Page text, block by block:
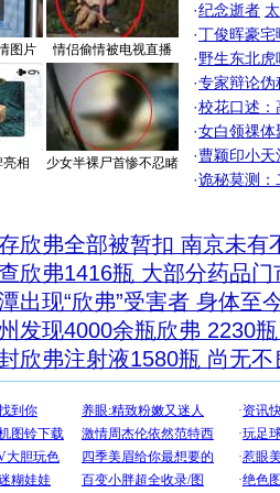
图片 情侣偷情被电视直播
相 少女半裸尸首惨不忍睹
·纪念逝者
·丁俊晖豪
·野生东北
·专家辩论伪
·校花口述：
·女白领祼体
·曹颖印小天
·诡秘莫测：
欣弗全部被暂扣 南京未有
欣弗1416瓶 大部分药品
出现“欣弗”受害者 身体至
发现4000余瓶欣弗 2230
欣弗注射液1580瓶 尚无不
[圣诞节]
你太多
要平安
[圣诞节]